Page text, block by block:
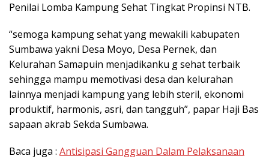
Penilai Lomba Kampung Sehat Tingkat Propinsi NTB.
“semoga kampung sehat yang mewakili kabupaten
Sumbawa yakni Desa Moyo, Desa Pernek, dan
Kelurahan Samapuin menjadikanku g sehat terbaik
sehingga mampu memotivasi desa dan kelurahan
lainnya menjadi kampung yang lebih steril, ekonomi
produktif, harmonis, asri, dan tangguh”, papar Haji Bas
sapaan akrab Sekda Sumbawa.
Baca juga : Antisipasi Gangguan Dalam Pelaksanaan